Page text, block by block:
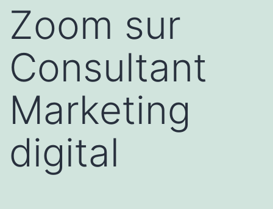
Zoom sur
Consultant
Marketing
digital